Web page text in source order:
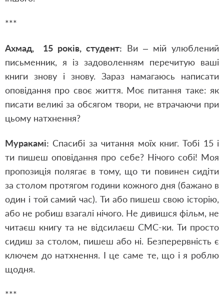
***
Ахмад, 15 років, студент: Ви – мій улюблений
письменник, я із задоволенням перечитую ваші
книги знову і знову. Зараз намагаюсь написати
оповідання про своє життя. Моє питання таке: як
писати великі за обсягом твори, не втрачаючи при
цьому натхнення?
Муракамі: Спасибі за читання моїх книг. Тобі 15 і
ти пишеш оповідання про себе? Нічого собі! Моя
пропозиція полягає в тому, що ти повинен сидіти
за столом протягом години кожного дня (бажано в
один і той самий час). Ти або пишеш свою історію,
або не робиш взагалі нічого. Не дивишся фільм, не
читаєш книгу та не відсилаєш СМС-ки. Ти просто
сидиш за столом, пишеш або ні. Безперервність є
ключем до натхнення. І це саме те, що і я роблю
щодня.
***